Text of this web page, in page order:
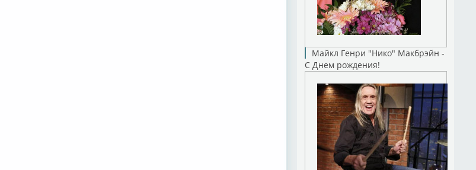
Майкл Генри "Нико" Макбрэйн -
С Днем рождения!